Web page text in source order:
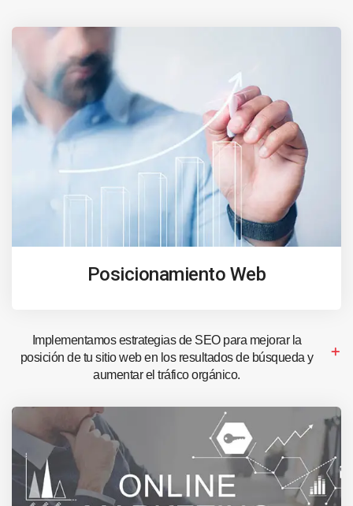
Posicionamiento Web
Implementamos estrategias de SEO para mejorar la
posición de tu sitio web en los resultados de búsqueda y
aumentar el tráfico orgánico.